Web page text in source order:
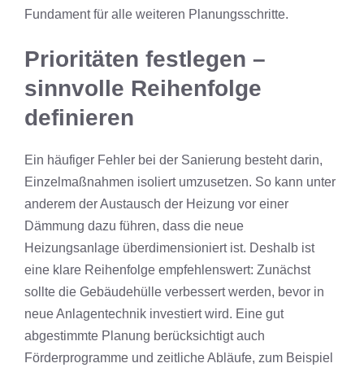
Fundament für alle weiteren Planungsschritte.
Prioritäten festlegen –
sinnvolle Reihenfolge
definieren
Ein häufiger Fehler bei der Sanierung besteht darin,
Einzelmaßnahmen isoliert umzusetzen. So kann unter
anderem der Austausch der Heizung vor einer
Dämmung dazu führen, dass die neue
Heizungsanlage überdimensioniert ist. Deshalb ist
eine klare Reihenfolge empfehlenswert: Zunächst
sollte die Gebäudehülle verbessert werden, bevor in
neue Anlagentechnik investiert wird. Eine gut
abgestimmte Planung berücksichtigt auch
Förderprogramme und zeitliche Abläufe, zum Beispiel